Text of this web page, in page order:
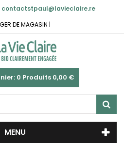
contactstpaul@lavieclaire.re
DE MAGASIN |
0 Produits 0,00 €
MENU